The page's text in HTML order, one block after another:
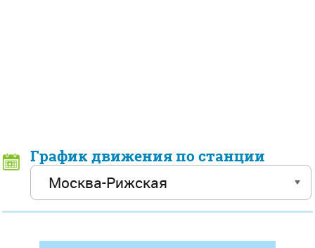
График движения по станции